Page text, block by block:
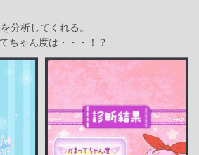
分析してくれる。
ちゃん度は・・・！？